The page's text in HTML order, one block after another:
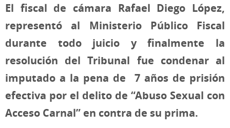
El fiscal de cámara Rafael Diego López,
representó al Ministerio Público Fiscal
durante todo juicio y finalmente la
resolución del Tribunal fue condenar al
imputado a la pena de 7 años de prisión
efectiva por el delito de “Abuso Sexual con
Acceso Carnal” en contra de su prima.